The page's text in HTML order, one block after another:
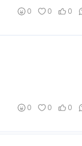
0 0 0
0 0 0